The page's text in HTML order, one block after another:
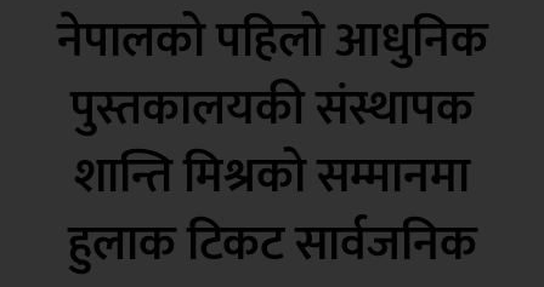
नेपालको पहिलो आधुनिक
पुस्तकालयकी संस्थापक
शान्ति मिश्रको सम्मानमा
हुलाक टिकट सार्वजनिक